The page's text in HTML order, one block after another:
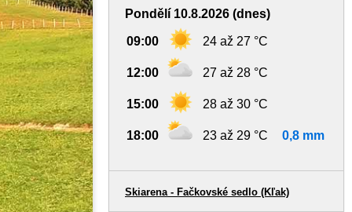
Pondělí 10.8.2026 (dnes)
09:00 24 až 27 °C
12:00 27 až 28 °C
15:00 28 až 30 °C
18:00 23 až 29 °C 0,8 mm
Skiarena - Fačkovské sedlo (Kľak)